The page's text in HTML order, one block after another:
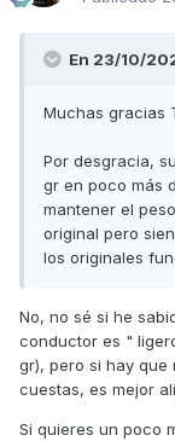
En 23/10/
Muchas gracias
Por desgracia,
gr en poco más
mantener el
original pero
los originales
No, no sé si he
conductor es "
gr), pero si hay que
cuestas, es mejor
Si quieres un poco